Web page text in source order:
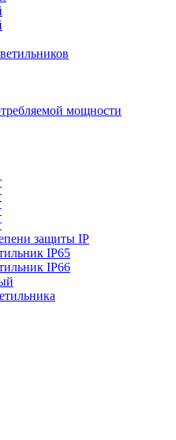
мощности
защиты IP
IP65
IP66